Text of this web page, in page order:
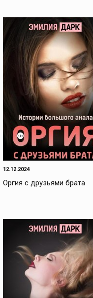
12.12.2024
Оргия с друзьями брата